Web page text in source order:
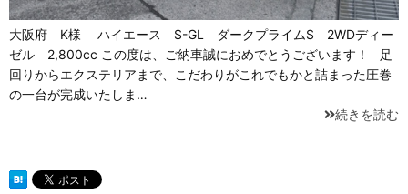
大阪府 K様 ハイエース S-GL ダークプライムS 2WDディー
ゼル 2,800cc この度は、ご納車誠におめでとうございます！ 足
回りからエクステリアまで、こだわりがこれでもかと詰まった圧巻
の一台が完成いたしま…
続きを読む